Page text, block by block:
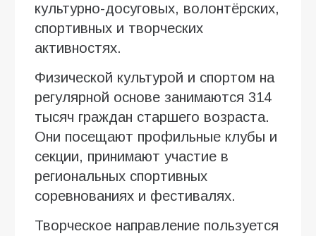
культурно-досуговых, волонтёрских,
спортивных и творческих
активностях.
Физической культурой и спортом на
регулярной основе занимаются 314
тысяч граждан старшего возраста.
Они посещают профильные клубы и
секции, принимают участие в
региональных спортивных
соревнованиях и фестивалях.
Творческое направление пользуется